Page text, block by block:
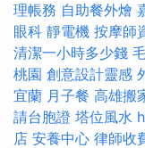
理帳務 自助餐外燴
眼科 靜電機 按摩師
清潔一小時多少錢
桃園 創意設計靈感
宜蘭 月子餐 高雄搬
請台胞證 塔位風水
店 安養中心 律師收